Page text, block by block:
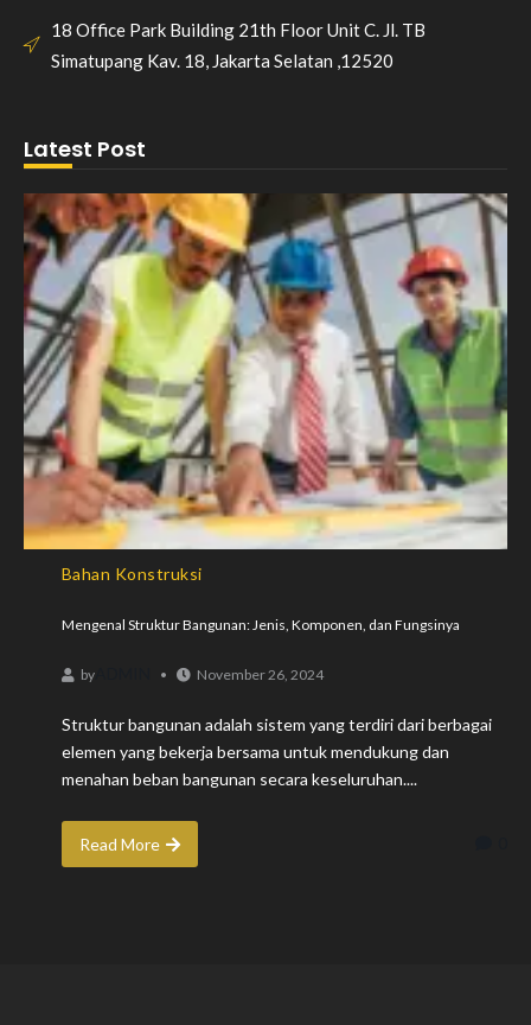
18 Office Park Building 21th Floor Unit C. Jl. TB
Simatupang Kav. 18, Jakarta Selatan ,12520
Latest Post
Bahan Konstruksi
Mengenal Struktur Bangunan: Jenis, Komponen, dan Fungsinya
by November 26, 2024
Struktur bangunan adalah sistem yang terdiri dari berbagai
elemen yang bekerja bersama untuk mendukung dan
menahan beban bangunan secara keseluruhan....
Read More